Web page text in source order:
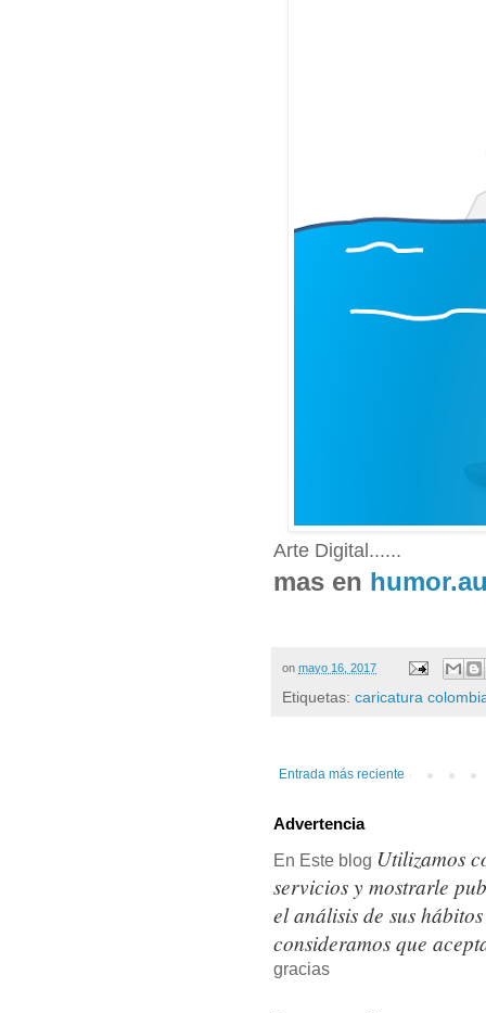
Arte Digital......
mas en
on mayo 16, 2017
Etiquetas: caricatura
Entrada más reciente
Advertencia
En Este blog Utilizamos
servicios y mostrarle
el análisis de sus
consideramos que
gracias